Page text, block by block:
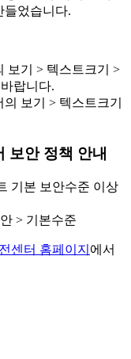
들었습니다.
보기 > 텍스트크기 >
랍니다.
보기 > 텍스트크기
보안 정책 안내
기본 보안수준 이상
> 기본수준
센터 홈페이지 에서